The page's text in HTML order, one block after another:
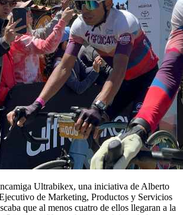
Ultrabikex, una iniciativa de Alberto
de Marketing, Productos y Servicios
que al menos cuatro de ellos llegaran a la